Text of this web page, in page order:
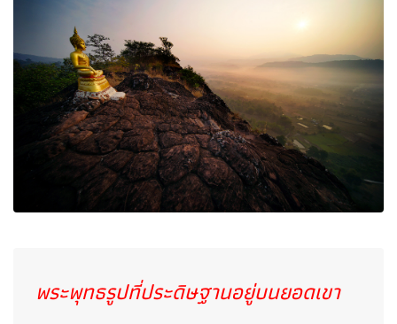
พระพุทธรูปที่ประดิษฐานอยู่บนยอดเขา